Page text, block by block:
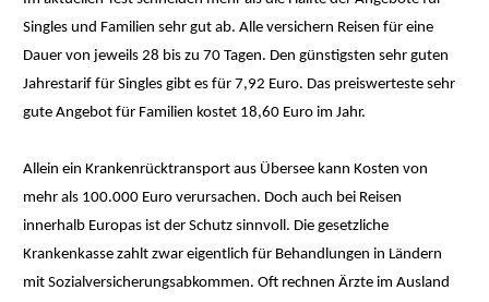
Singles und Familien sehr gut ab. Alle versichern Reisen für eine
Dauer von jeweils 28 bis zu 70 Tagen. Den günstigsten sehr guten
Jahrestarif für Singles gibt es für 7,92 Euro. Das preiswerteste sehr
gute Angebot für Familien kostet 18,60 Euro im Jahr.
Allein ein Krankenrücktransport aus Übersee kann Kosten von
mehr als 100.000 Euro verursachen. Doch auch bei Reisen
innerhalb Europas ist der Schutz sinnvoll. Die gesetzliche
Krankenkasse zahlt zwar eigentlich für Behandlungen in Ländern
mit Sozialversicherungsabkommen. Oft rechnen Ärzte im Ausland